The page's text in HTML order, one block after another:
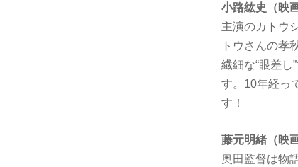
小路紘史（映
主演のカトウ
トウさんの孝
繊細な“眼差
す。10年経っ
す！
藤元明緒（映
奥田監督は物